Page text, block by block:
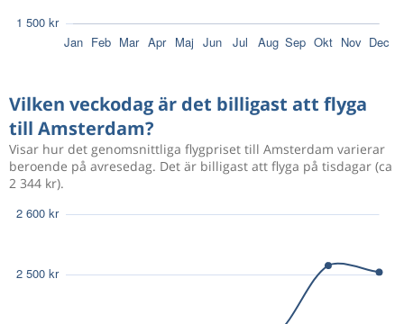
Vilken veckodag är det billigast att flyga
till Amsterdam?
Visar hur det genomsnittliga flygpriset till Amsterdam varierar
beroende på avresedag. Det är billigast att flyga på tisdagar (ca
2 344 kr).